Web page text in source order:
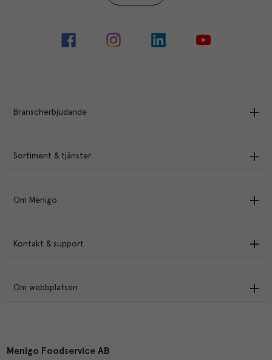
Branscherbjudande
Sortiment & tjänster
Om Menigo
Kontakt & support
Om webbplatsen
Menigo Foodservice AB